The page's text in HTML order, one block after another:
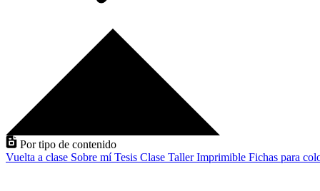
Por tipo de contenido
Vuelta a clase Sobre míTesis Clase TallerImprimible Fichas para